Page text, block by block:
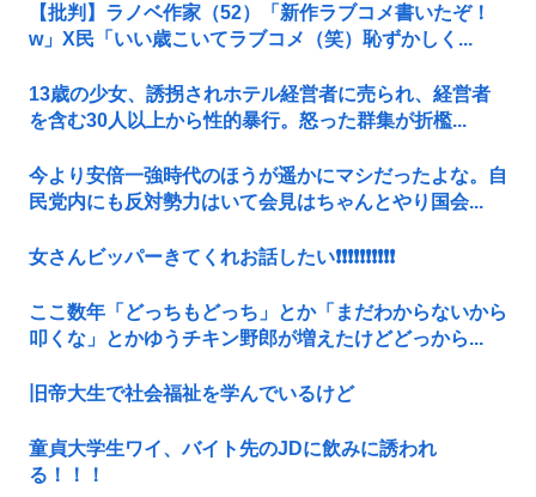
【批判】ラノベ作家（52）「新作ラブコメ書いたぞ！
w」X民「いい歳こいてラブコメ（笑）恥ずかしく...
13歳の少女、誘拐されホテル経営者に売られ、経営者
を含む30人以上から性的暴行。怒った群集が折檻...
今より安倍一強時代のほうが遥かにマシだったよな。自
民党内にも反対勢力はいて会見はちゃんとやり国会...
女さんビッパーきてくれお話したい❗❗❗❗❗❗❗❗❗❗
ここ数年「どっちもどっち」とか「まだわからないから
叩くな」とかゆうチキン野郎が増えたけどどっから...
旧帝大生で社会福祉を学んでいるけど
童貞大学生ワイ、バイト先のJDに飲みに誘われ
る！！！